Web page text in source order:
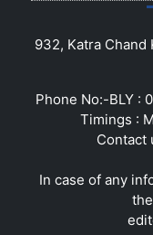
932, Katra Chand
Phone No:-BLY :
Timings :
Contact
In case of any